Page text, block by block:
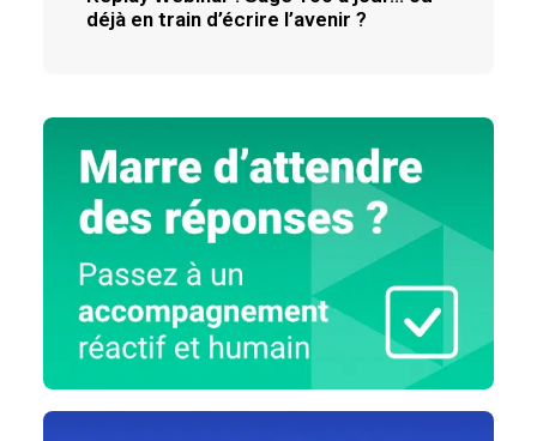
déjà en train d’écrire l’avenir ?